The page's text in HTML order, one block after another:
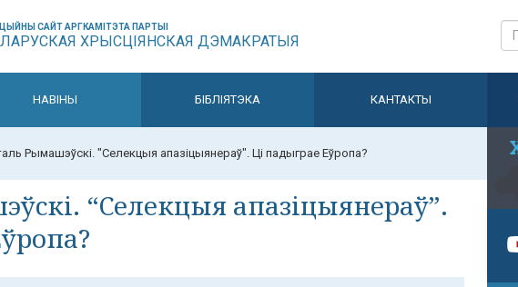
САЙТ АРГКАМІТЭТА ПАРТЫІ
ХРЫСЦІЯНСКАЯ ДЭМАКРАТЫЯ
НАВІНЫ БІБЛІЯТЭКА КАНТАКТЫ
Рымашэўскі. "Селекцыя апазіцыянераў". Ці падыграе Еўропа?
“Селекцыя апазіцыянераў”.